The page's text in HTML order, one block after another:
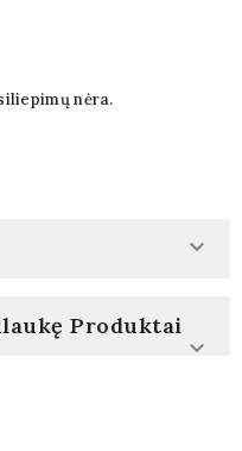
nėra.

Produktai
